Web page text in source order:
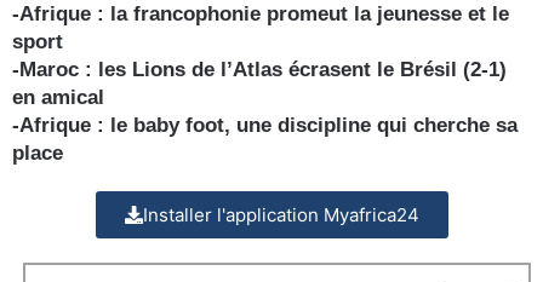
-Afrique : la francophonie promeut la jeunesse et le
sport
-Maroc : les Lions de l’Atlas écrasent le Brésil (2-1)
en amical
-Afrique : le baby foot, une discipline qui cherche sa
place
Installer l'application Myafrica24